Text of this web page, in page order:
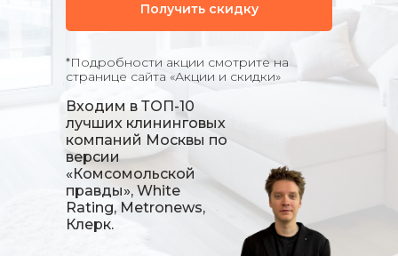
Получить скидку
Входим в ТОП-10
лучших клининговых
компаний Москвы по
версии
«Комсомольской
правды», White
Rating, Metronews,
Клерк.
*Подробности акции смотрите на
странице сайта «Акции и скидки»